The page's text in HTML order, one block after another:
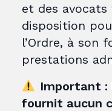
et des
disposition
l’Ordre, à son
prestations
Important :
fournit aucun